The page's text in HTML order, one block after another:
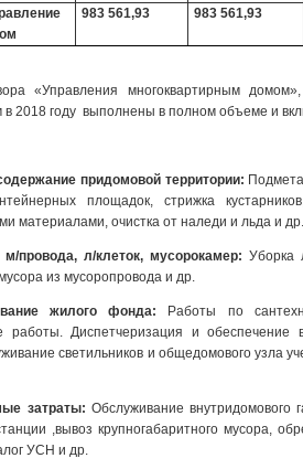
983 561,93 983 561,93
«Управления многоквартирным
году выполнены в полном объеме и
придомовой территории:
площадок, стрижка
материалами, очистка от наледи и льда и др.
провода, л/клеток, мусорокамер: Уборка
из мусоропровода и др.
жилого фонда: Работы по
работы. Диспетчеризация и обеспечение
светильников и общедомового узла
затраты: Обслуживание внутридомового
,вывоз крупногабаритного мусора,
УСН и др.